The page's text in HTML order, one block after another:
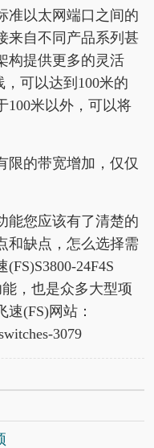
准以太网端口之间的
来自不同产品系列甚
构提供更多的灵活
，可以达到100米的
100米以外，可以将
限的带宽增加，仅仅
能您应该有了清楚的
和缺点，怎么选择需
24F4S
能，也是众多大型项
(FS)网站：
3079